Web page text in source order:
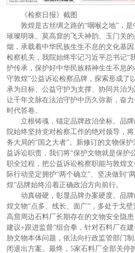
《检察日报》截图
敦煌是古丝绸之路的“咽喉之地”，
璀璨明珠。莫高窟的飞天神韵、玉门关
烟，承载着中华民族生生不息的文化基
检察机关，我院始终牢记习近平总书记“
护传承，保护好中华民族精神生生不息
守敦煌”公益诉讼检察品牌，探索形成了
承为目标、公益守护为支撑、协同共治为
让千年文脉在法治守护中历久弥新，奋
时代答卷。
立根铸魂，锚定品牌政治坐标。品
院始终坚持党对检察工作的绝对领导，
务大局的“国之大者”。新修订的文物保
益诉讼职责，我们将“保护文物就是保护
职全过程，把公益诉讼检察职能与敦煌
际行动坚定拥护“两个确立”、坚决做到“
煌”品牌始终沿着正确政治方向前行。
动真碰硬，彰显品牌办案硬度。品
煌文物“点多、线长、面广”，多处于戈
高窟周边石料厂长期存在的文物安全隐
建议+跟进监督”组合拳，针对石料厂在
胁文物本体问题，依法向行政监管部门
闭退出方案。最终，5家石料厂全部关停